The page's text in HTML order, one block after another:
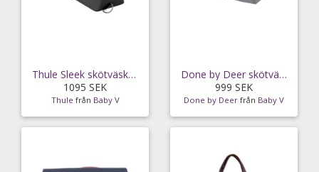
Thule Sleek skötväska, shadow grey
1095 SEK
Thule från Baby V
Done by Deer skötväska ryggsäck, grey
999 SEK
Done by Deer från Baby V